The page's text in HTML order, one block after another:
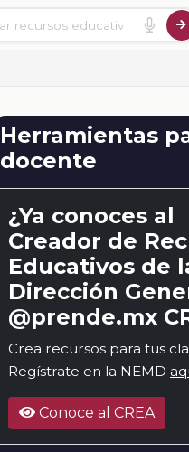
Herramientas
docente
¿Ya conoces al
Creador de
Educativos de
Dirección
@prende.mx
Crea recursos para tus
Regístrate en la NEMD
Conoce al CREA